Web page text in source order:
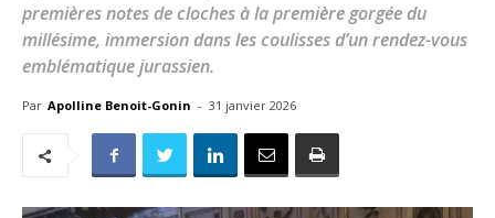
premières notes de cloches à la première gorgée du
millésime, immersion dans les coulisses d’un rendez-vous
emblématique jurassien.
Par Apolline Benoit-Gonin - 31 janvier 2026